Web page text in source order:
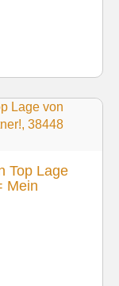
Top Lage
Mein